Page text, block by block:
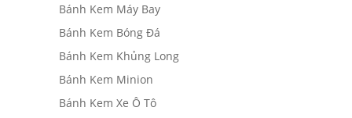
Bánh Kem Máy Bay
Bánh Kem Bóng Đá
Bánh Kem Khủng Long
Bánh Kem Minion
Bánh Kem Xe Ô Tô